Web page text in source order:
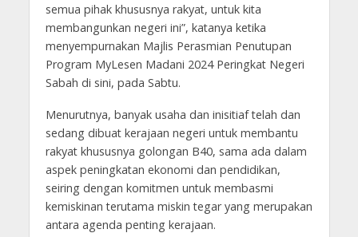
semua pihak khususnya rakyat, untuk kita
membangunkan negeri ini”, katanya ketika
menyempurnakan Majlis Perasmian Penutupan
Program MyLesen Madani 2024 Peringkat Negeri
Sabah di sini, pada Sabtu.
Menurutnya, banyak usaha dan inisitiaf telah dan
sedang dibuat kerajaan negeri untuk membantu
rakyat khususnya golongan B40, sama ada dalam
aspek peningkatan ekonomi dan pendidikan,
seiring dengan komitmen untuk membasmi
kemiskinan terutama miskin tegar yang merupakan
antara agenda penting kerajaan.